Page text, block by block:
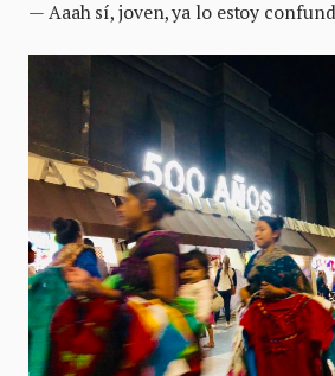
— Aaah sí, joven, ya lo estoy